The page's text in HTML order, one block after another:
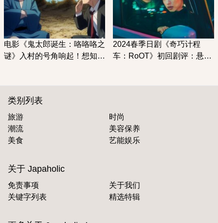
电影《鬼太郎诞生：咯咯咯之
谜》入村的号角响起！想知道
2024春季日剧《奇巧计程
车：RoOT》初回剧评：悬疑
类别列表
旅游
时尚
潮流
美容保养
美食
艺能娱乐
关于 Japaholic
免责事项
关于我们
关键字列表
精选特辑